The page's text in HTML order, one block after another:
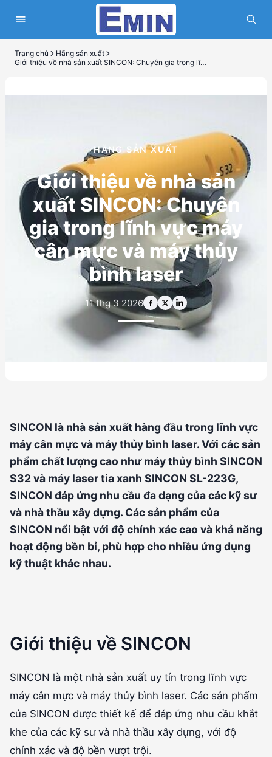
Trang chủ
Hãng sản xuất
Giới thiệu về nhà sản xuất SINCON: Chuyên gia trong lĩnh vực máy cân mực và máy thủy bình laser
HÃNG SẢN XUẤT
Giới thiệu về nhà sản
xuất SINCON: Chuyên
gia trong lĩnh vực máy
cân mực và máy thủy
bình laser
11 thg 3 2026
SINCON là nhà sản xuất hàng đầu trong lĩnh vực
máy cân mực và máy thủy bình laser. Với các sản
phẩm chất lượng cao như máy thủy bình SINCON
S32 và máy laser tia xanh SINCON SL-223G,
SINCON đáp ứng nhu cầu đa dạng của các kỹ sư
và nhà thầu xây dựng. Các sản phẩm của
SINCON nổi bật với độ chính xác cao và khả năng
hoạt động bền bỉ, phù hợp cho nhiều ứng dụng
kỹ thuật khác nhau.
Giới thiệu về SINCON
SINCON là một nhà sản xuất uy tín trong lĩnh vực
máy cân mực và máy thủy bình laser. Các sản phẩm
của SINCON được thiết kế để đáp ứng nhu cầu khắt
khe của các kỹ sư và nhà thầu xây dựng, với độ
chính xác và độ bền vượt trội.